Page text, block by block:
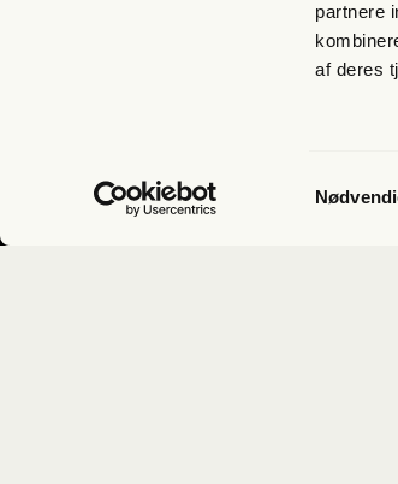
partnere
af deres
Tilmeld dig